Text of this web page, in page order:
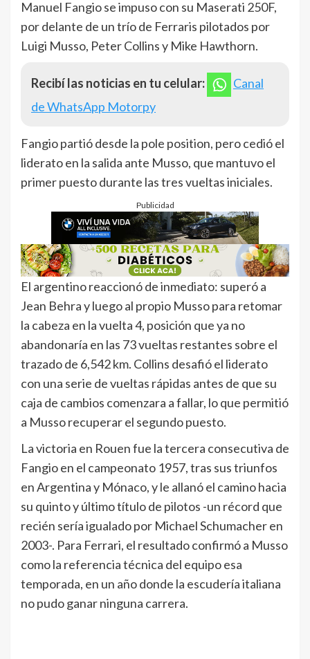
Manuel Fangio se impuso con su Maserati 250F,
por delante de un trío de Ferraris pilotados por
Luigi Musso, Peter Collins y Mike Hawthorn.
Recibí las noticias en tu celular:
Canal
de WhatsApp Motorpy
Fangio partió desde la pole position, pero cedió el
liderato en la salida ante Musso, que mantuvo el
primer puesto durante las tres vueltas iniciales.
Publicidad
El argentino reaccionó de inmediato: superó a
Jean Behra y luego al propio Musso para retomar
la cabeza en la vuelta 4, posición que ya no
abandonaría en las 73 vueltas restantes sobre el
trazado de 6,542 km. Collins desafió el liderato
con una serie de vueltas rápidas antes de que su
caja de cambios comenzara a fallar, lo que permitió
a Musso recuperar el segundo puesto.
La victoria en Rouen fue la tercera consecutiva de
Fangio en el campeonato 1957, tras sus triunfos
en Argentina y Mónaco, y le allanó el camino hacia
su quinto y último título de pilotos -un récord que
recién sería igualado por Michael Schumacher en
2003-. Para Ferrari, el resultado confirmó a Musso
como la referencia técnica del equipo esa
temporada, en un año donde la escudería italiana
no pudo ganar ninguna carrera.